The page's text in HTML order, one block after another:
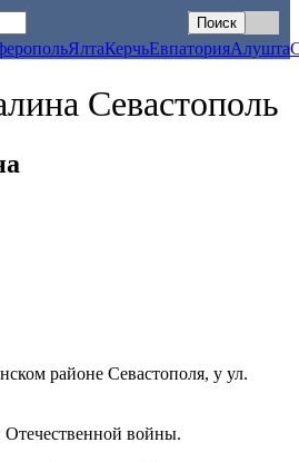
ЯлтаКерчьЕвпаторияАлушта
Севастополь
районе Севастополя, у ул.
войны.